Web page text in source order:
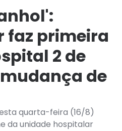
faz primeira
2 de
de
quarta-feira (16/8)
da unidade hospitalar